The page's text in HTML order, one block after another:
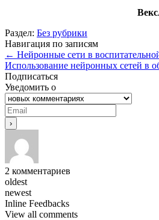
Раздел: Без рубрики
Навигация по записям
← Нейронные сети в
Использование нейронных сетей в
Подписаться
Уведомить о
2 комментариев
oldest
newest
Inline Feedbacks
View all comments